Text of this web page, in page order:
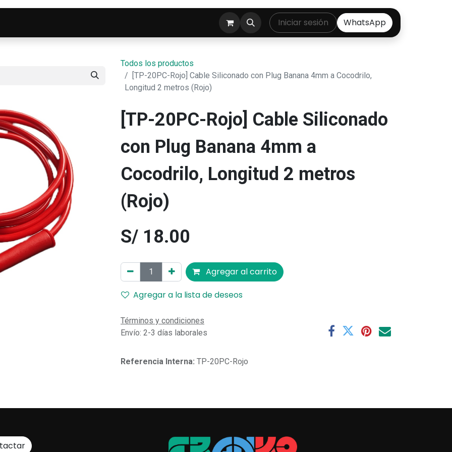
Contáctenos Iniciar sesión WhatsApp
Todos los productos
[TP-20PC-Rojo] Cable Siliconado con Plug Banana 4mm a Cocodrilo,
Longitud 2 metros (Rojo)
[TP-20PC-Rojo] Cable Siliconado
con Plug Banana 4mm a
Cocodrilo, Longitud 2 metros
(Rojo)
S/ 18.00
Agregar al carrito
Agregar a la lista de deseos
Términos y condiciones
Envío: 2-3 días laborales
Referencia Interna: TP-20PC-Rojo